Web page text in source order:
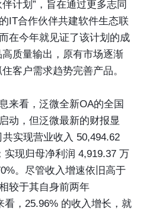
计划”，旨在通过更多志同
IT合作伙伴共建软件生态联
在今年就见证了该计划的成
质量输出，原有市场逐渐
客户需求趋势完善产品。
来看，泛微全新OA的全国
动，但泛微最新的财报显
实现营业收入 50,494.62
实现归母净利润 4,919.37 万
。尽管收入增速依旧高于
较于其自身前两年
看，25.96% 的收入增长，就